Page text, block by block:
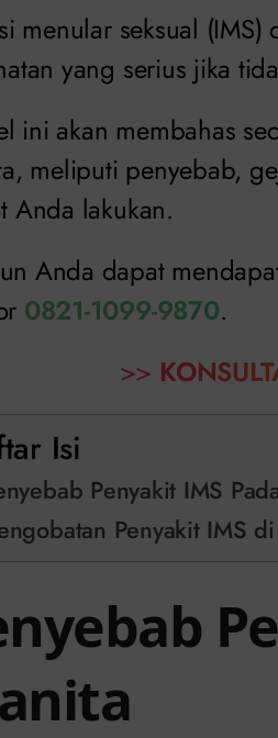
menular seksual
yang serius jika
ini akan membahas
meliputi penyebab,
Anda lakukan.
Anda dapat
0821-1099-9870.
>>
Isi
Penyakit IMS
Penyakit IMS